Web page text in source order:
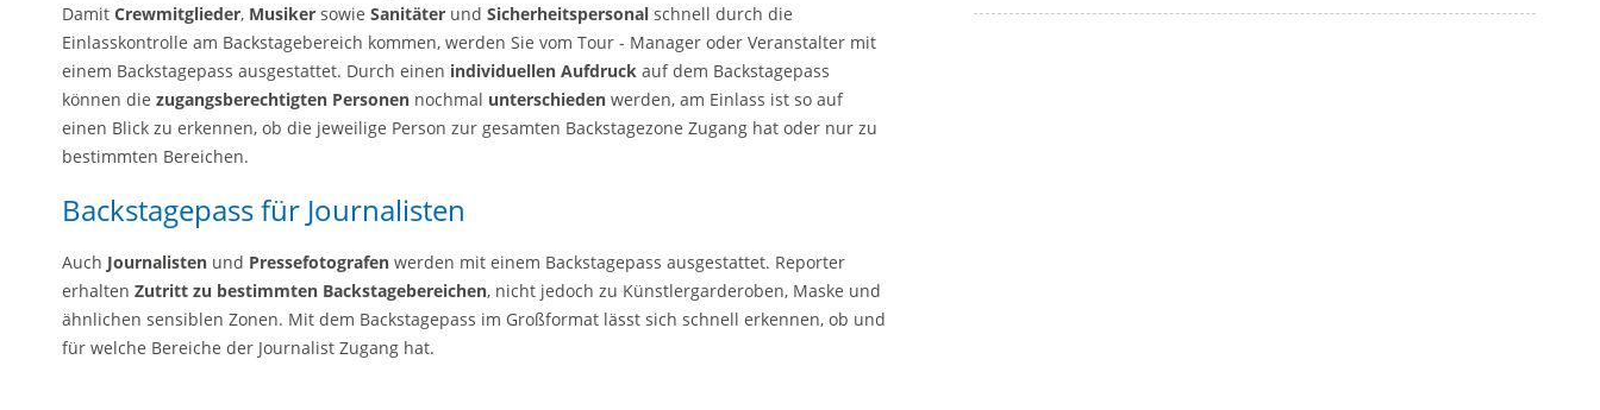
Damit Crewmitglieder, Musiker sowie Sanitäter und Sicherheitspersonal schnell durch die
Einlasskontrolle am Backstagebereich kommen, werden Sie vom Tour - Manager oder Veranstalter mit
einem Backstagepass ausgestattet. Durch einen individuellen Aufdruck auf dem Backstagepass
können die zugangsberechtigten Personen nochmal unterschieden werden, am Einlass ist so auf
einen Blick zu erkennen, ob die jeweilige Person zur gesamten Backstagezone Zugang hat oder nur zu
bestimmten Bereichen.
Backstagepass für Journalisten
Auch Journalisten und Pressefotografen werden mit einem Backstagepass ausgestattet. Reporter
erhalten Zutritt zu bestimmten Backstagebereichen, nicht jedoch zu Künstlergarderoben, Maske und
ähnlichen sensiblen Zonen. Mit dem Backstagepass im Großformat lässt sich schnell erkennen, ob und
für welche Bereiche der Journalist Zugang hat.